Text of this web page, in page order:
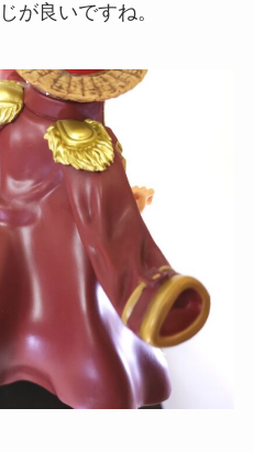
が良いですね。